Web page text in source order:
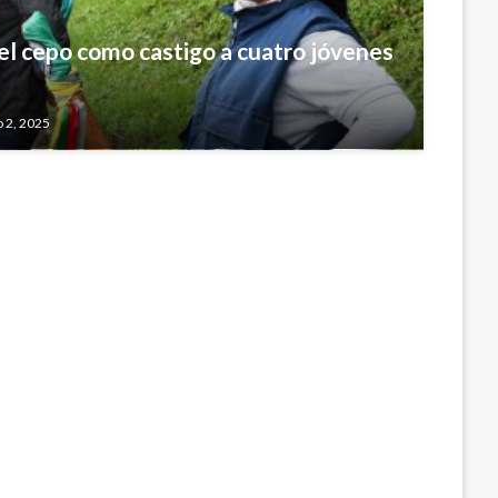
cepo como castigo a cuatro jóvenes
2, 2025
más de 29.400 casos de